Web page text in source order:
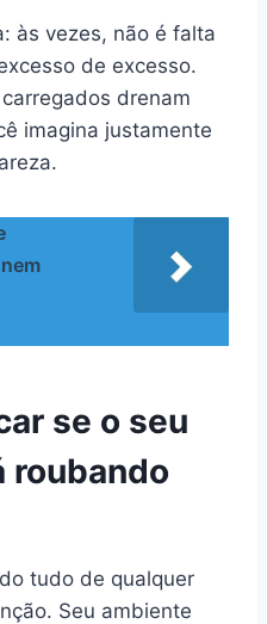
às vezes, não é falta
de excesso.
drenam
imagina justamente
se o seu
roubando
tudo de qualquer
Seu ambiente